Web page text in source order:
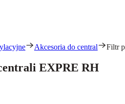
Akcesoria do central Filtr
EXPRE RH